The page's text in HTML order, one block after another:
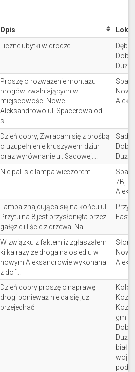
Opis
Liczne ubytki w drodze.
Duże
Proszę o rozważenie montażu
progów zwalniających w
miejscowości Nowe
Aleksandrowo ul. Spacerowa od
s...
Nowe
Dzień dobry, Zwracam się z prośbą
o uzupełnienie kruszywem dziur
oraz wyrównanie ul. Sadowej....
Duże
Nie pali sie lampa wieczorem
7B,
Lampa znajdująca się na końcu ul.
Przytulna 8 jest przysłonięta przez
gałęzie i liście z drzewa. Nal...
Fasty
W związku z faktem iz zgłaszałem
kilka razy że droga na osiedlu w
nowym Aleksandrowie wykonana
z dof...
Nowe
Dzień dobry proszę o naprawę
drogi ponieważ nie da się już
przejechać
gmina